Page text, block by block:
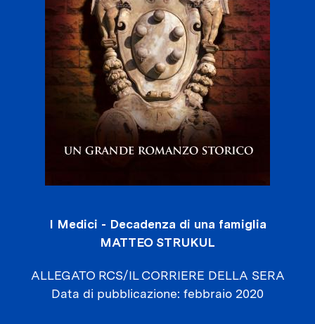
I Medici - Decadenza di una famiglia
MATTEO STRUKUL
ALLEGATO RCS/IL CORRIERE DELLA SERA
Data di pubblicazione febbraio 2020